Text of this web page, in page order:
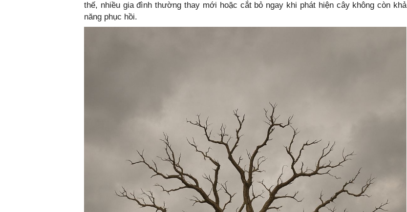
thế, nhiều gia đình thường thay mới hoặc cắt bỏ ngay khi phát hiện cây không còn khả
năng phục hồi.